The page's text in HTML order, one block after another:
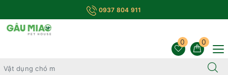
0937 804 911
0
0